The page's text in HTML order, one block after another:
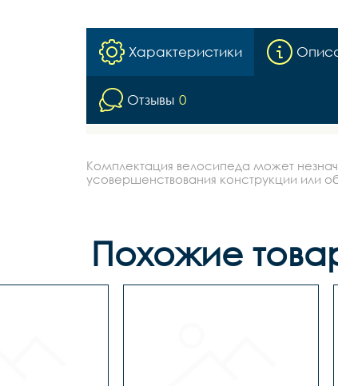
Характеристики
Отзывы 0
Комплектация велосипеда может
усовершенствования конструкции или
Похожие